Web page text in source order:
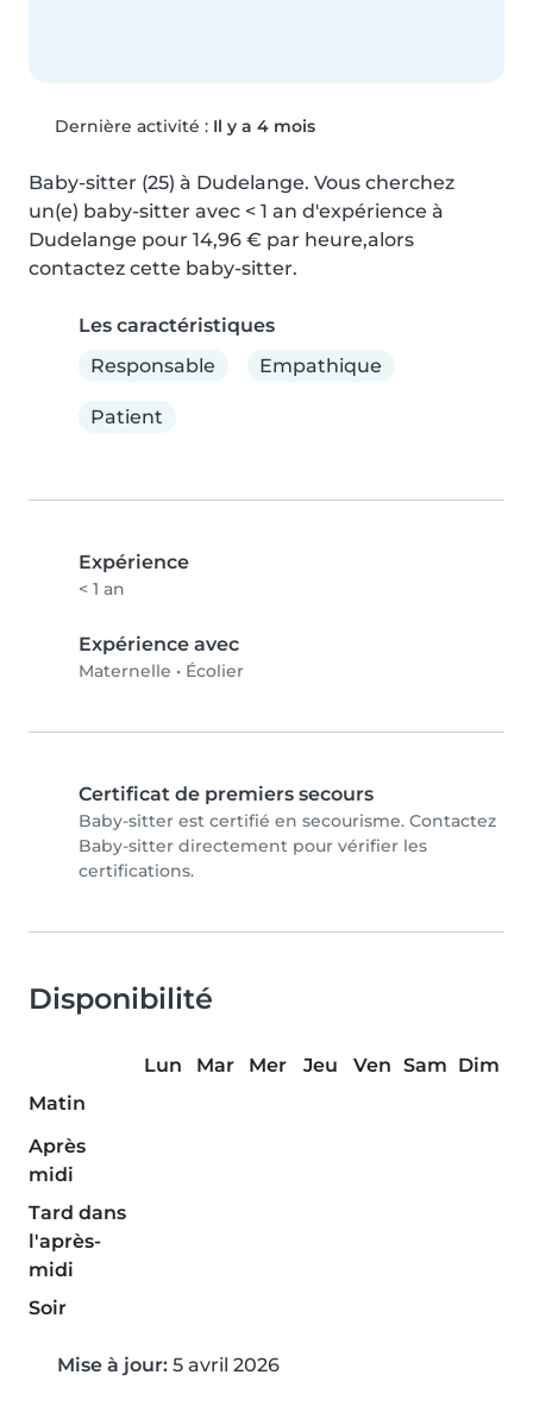
Dernière activité : Il y a 4 mois
Baby-sitter (25) à Dudelange. Vous cherchez
un(e) baby-sitter avec < 1 an d'expérience à
Dudelange pour 14,96 € par heure,alors
contactez cette baby-sitter.
Les caractéristiques
Responsable
Empathique
Patient
Expérience
< 1 an
Expérience avec
Maternelle • Écolier
Certificat de premiers secours
Baby-sitter est certifié en secourisme. Contactez
Baby-sitter directement pour vérifier les
certifications.
Disponibilité
Lun Mar Mer Jeu Ven Sam Dim
Matin
Après
midi
Tard dans
l'après-
midi
Soir
Mise à jour: 5 avril 2026